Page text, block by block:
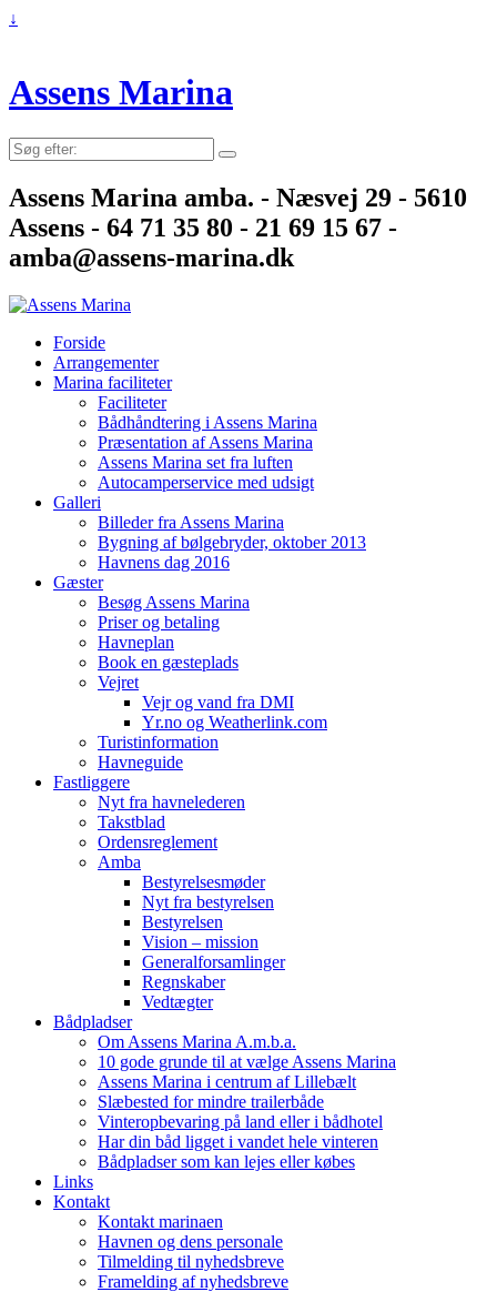
↓
Assens Marina
Søg
efter:
Assens Marina amba. - Næsvej 29 - 5610
Assens - 64 71 35 80 - 21 69 15 67 -
amba@assens-marina.dk
Forside
Arrangementer
Marina faciliteter
Faciliteter
Bådhåndtering i Assens Marina
Præsentation af Assens Marina
Assens Marina set fra luften
Autocamperservice med udsigt
Galleri
Billeder fra Assens Marina
Bygning af bølgebryder, oktober 2013
Havnens dag 2016
Gæster
Besøg Assens Marina
Priser og betaling
Havneplan
Book en gæsteplads
Vejret
Vejr og vand fra DMI
Yr.no og Weatherlink.com
Turistinformation
Havneguide
Fastliggere
Nyt fra havnelederen
Takstblad
Ordensreglement
Amba
Bestyrelsesmøder
Nyt fra bestyrelsen
Bestyrelsen
Vision – mission
Generalforsamlinger
Regnskaber
Vedtægter
Bådpladser
Om Assens Marina A.m.b.a.
10 gode grunde til at vælge Assens Marina
Assens Marina i centrum af Lillebælt
Slæbested for mindre trailerbåde
Vinteropbevaring på land eller i bådhotel
Har din båd ligget i vandet hele vinteren
Bådpladser som kan lejes eller købes
Links
Kontakt
Kontakt marinaen
Havnen og dens personale
Tilmelding til nyhedsbreve
Framelding af nyhedsbreve